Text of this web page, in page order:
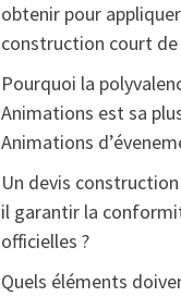
obtenir pour
construction court de
Pourquoi la
Animations est sa
Animations
Un devis
il garantir la
officielles ?
Quels éléments